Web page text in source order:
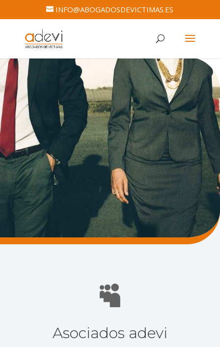
INFO@ABOGADOSDEVICTIMAS.ES

Asociados adevi